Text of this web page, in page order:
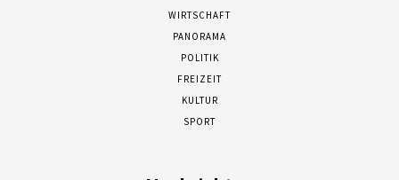
WIRTSCHAFT
PANORAMA
POLITIK
FREIZEIT
KULTUR
SPORT